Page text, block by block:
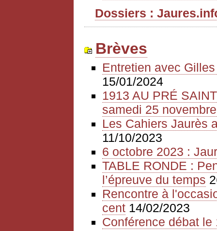
Dossiers :
Brèves
Entretien avec
15/01/2024
1913 AU PRÉ
samedi 25
Les Cahiers Jaurès
11/10/2023
6 octobre 2023 :
TABLE RONDE :
l’épreuve du temps
Rencontre à
cent 14/02/2023
Conférence débat